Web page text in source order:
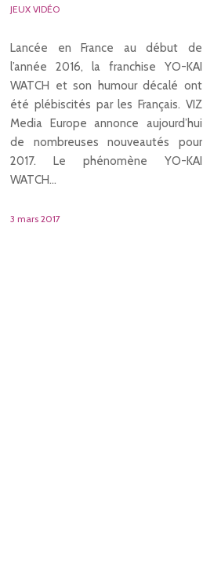
JEUX VIDÉO
Lancée en France au début de
l’année 2016, la franchise YO-KAI
WATCH et son humour décalé ont
été plébiscités par les Français. VIZ
Media Europe annonce aujourd’hui
de nombreuses nouveautés pour
2017. Le phénomène YO-KAI
WATCH…
3 mars 2017